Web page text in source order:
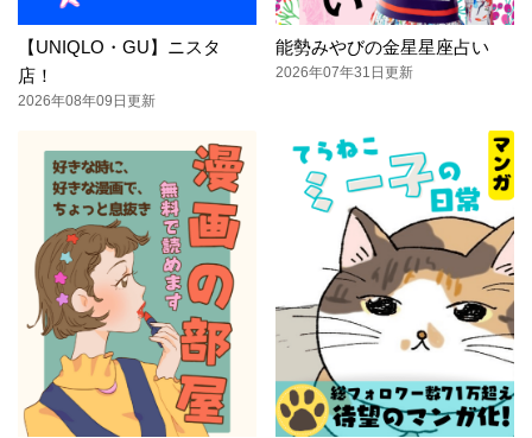
【UNIQLO・GU】ニスタ
店！
2026年08年09日更新
能勢みやびの金星星座占い
2026年07年31日更新